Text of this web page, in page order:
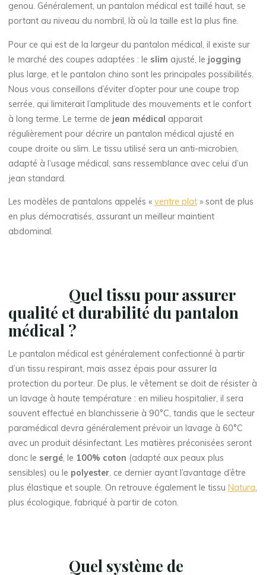
genou. Généralement, un pantalon médical est taillé haut, se
portant au niveau du nombril, là où la taille est la plus fine.
Pour ce qui est de la largeur du pantalon médical, il existe sur
le marché des coupes adaptées : le slim ajusté, le jogging
plus large, et le pantalon chino sont les principales possibilités.
Nous vous conseillons d’éviter d’opter pour une coupe trop
serrée, qui limiterait l’amplitude des mouvements et le confort
à long terme. Le terme de jean médical apparait
régulièrement pour décrire un pantalon médical ajusté en
coupe droite ou slim. Le tissu utilisé sera un anti-microbien,
adapté à l’usage médical, sans ressemblance avec celui d’un
jean standard.
Les modèles de pantalons appelés «ventre plat » sont de plus
en plus démocratisés, assurant un meilleur maintient
abdominal.
Quel tissu pour assurer
qualité et durabilité du pantalon
médical ?
Le pantalon médical est généralement confectionné à partir
d’un tissu respirant, mais assez épais pour assurer la
protection du porteur. De plus, le vêtement se doit de résister à
un lavage à haute température : en milieu hospitalier, il sera
souvent effectué en blanchisserie à 90°C, tandis que le secteur
paramédical devra généralement prévoir un lavage à 60°C
avec un produit désinfectant. Les matières préconisées seront
donc le sergé, le 100% coton (adapté aux peaux plus
sensibles) ou le polyester, ce dernier ayant l’avantage d’être
plus élastique et souple. On retrouve également le tissuNatura,
plus écologique, fabriqué à partir de coton.
Quel système de